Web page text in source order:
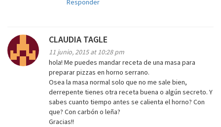
Responder
CLAUDIA TAGLE
11 junio, 2015 at 10:28 pm
hola! Me puedes mandar receta de una masa para
preparar pizzas en horno serrano.
Osea la masa normal solo que no me sale bien,
derrepente tienes otra receta buena o algún secreto. Y
sabes cuanto tiempo antes se calienta el horno? Con
que? Con carbón o leña?
Gracias!!